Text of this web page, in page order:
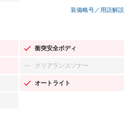
装備略号／用語解説
衝突安全ボディ
：装備あり
クリアランスソナー
：装備なし
オートライト
：装備あり